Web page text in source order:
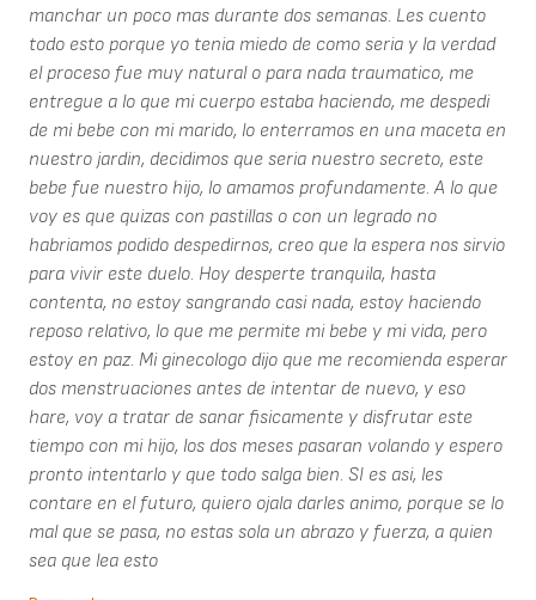
manchar un poco mas durante dos semanas. Les cuento
todo esto porque yo tenia miedo de como seria y la verdad
el proceso fue muy natural o para nada traumatico, me
entregue a lo que mi cuerpo estaba haciendo, me despedi
de mi bebe con mi marido, lo enterramos en una maceta en
nuestro jardin, decidimos que seria nuestro secreto, este
bebe fue nuestro hijo, lo amamos profundamente. A lo que
voy es que quizas con pastillas o con un legrado no
habriamos podido despedirnos, creo que la espera nos sirvio
para vivir este duelo. Hoy desperte tranquila, hasta
contenta, no estoy sangrando casi nada, estoy haciendo
reposo relativo, lo que me permite mi bebe y mi vida, pero
estoy en paz. Mi ginecologo dijo que me recomienda esperar
dos menstruaciones antes de intentar de nuevo, y eso
hare, voy a tratar de sanar fisicamente y disfrutar este
tiempo con mi hijo, los dos meses pasaran volando y espero
pronto intentarlo y que todo salga bien. SI es asi, les
contare en el futuro, quiero ojala darles animo, porque se lo
mal que se pasa, no estas sola un abrazo y fuerza, a quien
sea que lea esto